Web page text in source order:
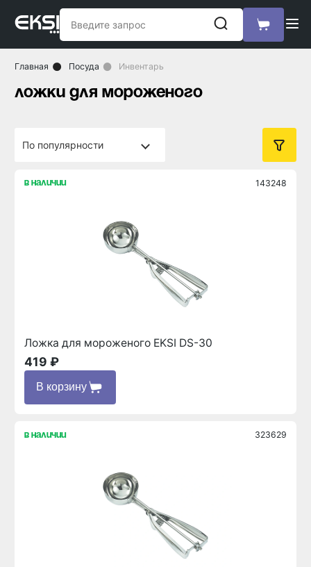
Главная Посуда Инвентарь
ложки для мороженого
в наличии 143248
Ложка для мороженого EKSI DS-30
419 ₽
В корзину
в наличии 323629